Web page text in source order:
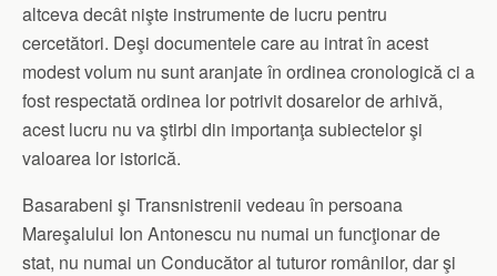
altceva decât nişte instrumente de lucru pentru
cercetători. Deşi documentele care au intrat în acest
modest volum nu sunt aranjate în ordinea cronologică ci a
fost respectată ordinea lor potrivit dosarelor de arhivă,
acest lucru nu va ştirbi din importanţa subiectelor şi
valoarea lor istorică.
Basarabeni şi Transnistrenii vedeau în persoana
Mareşalului Ion Antonescu nu numai un funcţionar de
stat, nu numai un Conducător al tuturor românilor, dar şi